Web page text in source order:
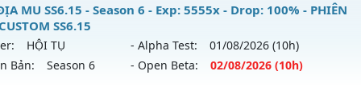
Mu Nguyên bản Webzen
XShield
LONG 6.9 - 🌍 Website: https://muhoalong.pro
ra tháng 08 2026 - Mở máy chủ https://facebook.com/
02/08/2626
MU SS6.15 - Season 6 - Exp: 5555x - Drop: 100% - PHIÊN
SS6.15
HỘI TỤ - Alpha Test: 01/08/2026 (10h)
Bản:
Season 6 - Open Beta: 02/08/2026 (10h)